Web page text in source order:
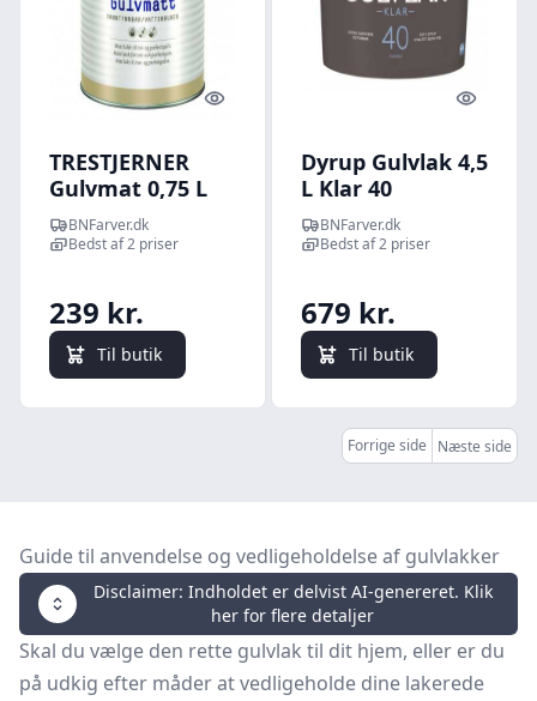
Quick look
TRESTJERNER
Gulvmat 0,75 L
BNFarver.dk
Bedst af 2 priser
239 kr.
Til butik
Quick
Dyrup Gulvlak 4,5
L Klar 40
Halvmat
BNFarver.dk
Bedst af 2 priser
679 kr.
Til butik
Forrige side Næste side
Guide til anvendelse og vedligeholdelse af gulvlakker
Disclaimer: Indholdet er delvist AI-genereret. Klik
her for flere detaljer
Skal du vælge den rette gulvlak til dit hjem, eller er du
på udkig efter måder at vedligeholde dine lakerede